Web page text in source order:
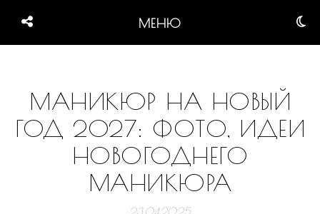
МЕНЮ
МАНИКЮР НА НОВЫЙ
ГОД 2027: ФОТО, ИДЕИ
НОВОГОДНЕГО
МАНИКЮРА
23.04.2025